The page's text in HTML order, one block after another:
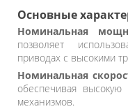
Основные
Номинальная
позволяет
приводах с высокими
Номинальная
обеспечивая
механизмов.